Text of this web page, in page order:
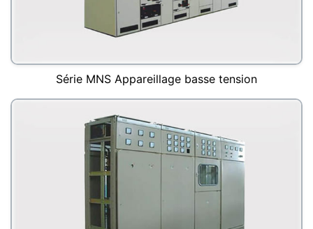
Série MNS Appareillage basse tension